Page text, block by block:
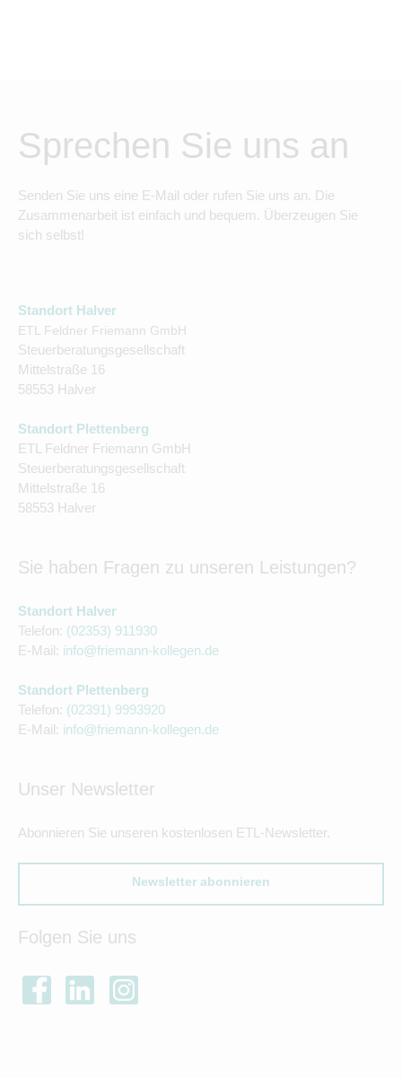
Sprechen Sie uns an
Senden Sie uns eine E-Mail oder rufen Sie uns an. Die
Zusammenarbeit ist einfach und bequem. Überzeugen Sie
sich selbst!
Standort Halver
ETL Feldner Friemann GmbH
Steuerberatungsgesellschaft
Mittelstraße 16
58553 Halver
Standort Plettenberg
ETL Feldner Friemann GmbH
Steuerberatungsgesellschaft
Mittelstraße 16
58553 Halver
Sie haben Fragen zu unseren Leistungen?
Standort Halver
Telefon: (02353) 911930
E-Mail: info@friemann-kollegen.de
Standort Plettenberg
Telefon: (02391) 9993920
E-Mail: info@friemann-kollegen.de
Unser Newsletter
Abonnieren Sie unseren kostenlosen ETL-Newsletter.
Newsletter abonnieren
Folgen Sie uns